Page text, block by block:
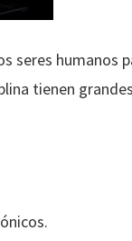
seres humanos
tienen